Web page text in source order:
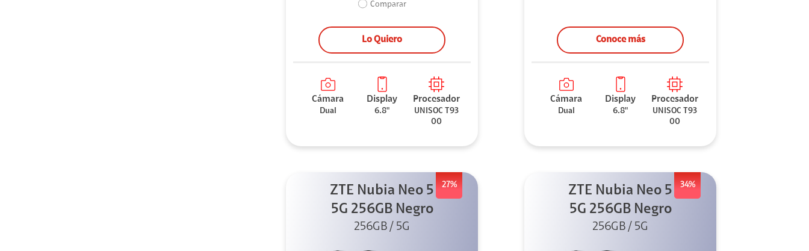
Comparar
Lo Quiero
Cámara
Dual
Display
6.8"
Procesador
UNISOC T93
00
Conoce más
Cámara
Dual
Display
6.8"
Procesador
UNISOC T93
00
27%
ZTE Nubia Neo 5
5G 256GB Negro
256GB / 5G
34%
ZTE Nubia Neo 5
5G 256GB Negro
256GB / 5G